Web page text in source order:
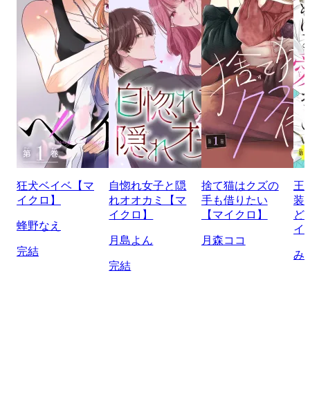
狂犬ベイベ【マ
イクロ】
蜂野なえ
完結
自惚れ女子と隠
れオオカミ【マ
イクロ】
月島よん
完結
捨て猫はクズの
手も借りたい
【マイクロ】
月森ココ
王
装
ど
イ
み